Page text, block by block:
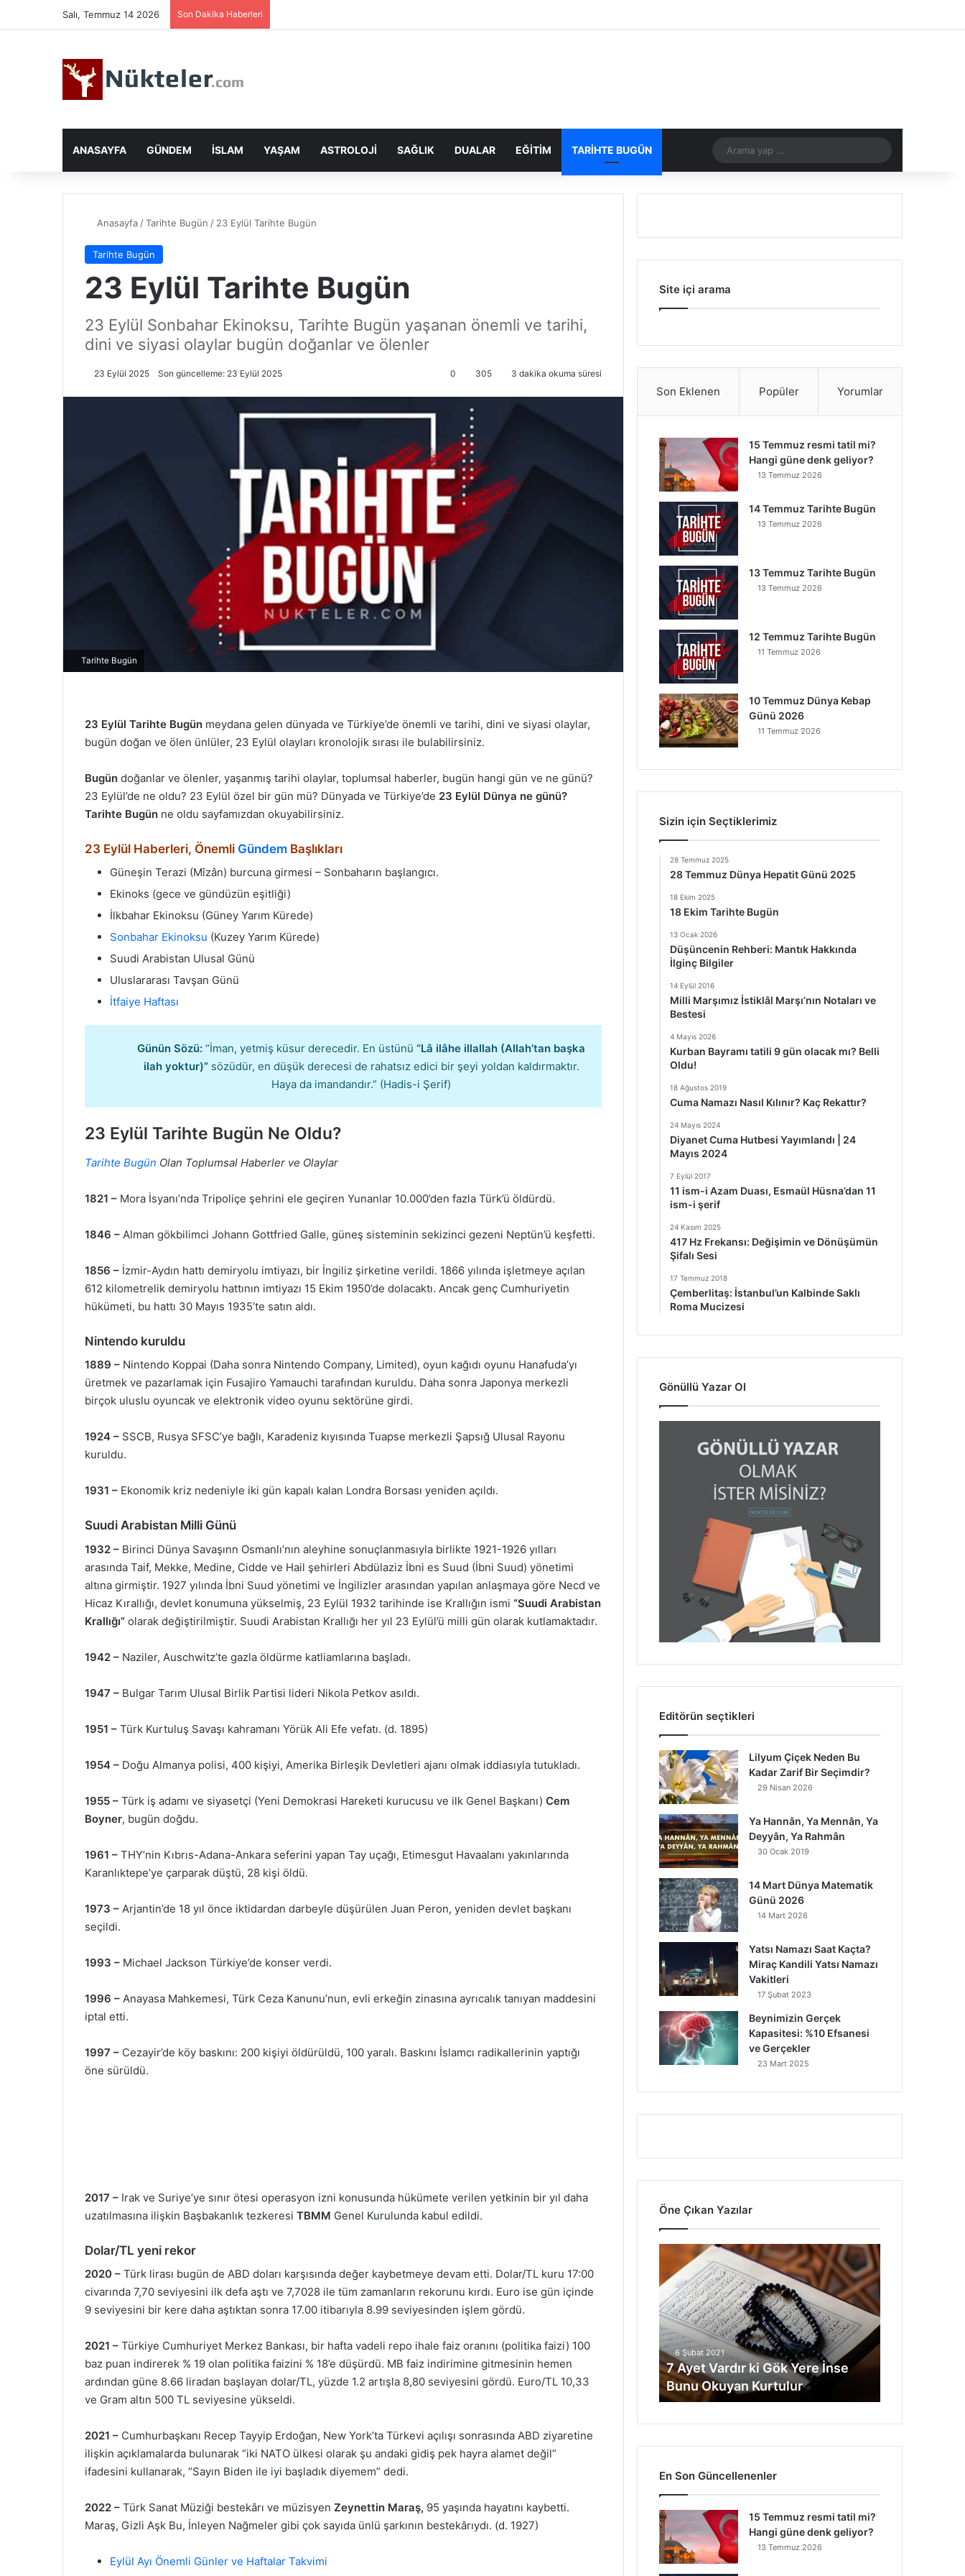
Salı, Temmuz 14 2026 Son Dakika Haberleri
ANASAYFA GÜNDEM İSLAM YAŞAM ASTROLOJI SAĞLIK DUALAR EĞITIM TARIHTE BUGÜN
yap
Anasayfa /Tarihte Bugün / 23 Eylül Tarihte Bugün
Tarihte Bugün
23 Eylül Tarihte Bugün
23 Eylül Sonbahar Ekinoksu, Tarihte Bugün yaşanan önemli ve tarihi,
dini ve siyasi olaylar bugün doğanlar ve ölenler
23 Eylül 2025 Son güncelleme: 23 Eylül 2025 0 305 3 dakika okuma süresi
Tarihte Bugün
23 Eylül Tarihte Bugün meydana gelen dünyada ve Türkiye’de önemli ve tarihi, dini ve siyasi olaylar,
bugün doğan ve ölen ünlüler, 23 Eylül olayları kronolojik sırası ile bulabilirsiniz.
Bugün doğanlar ve ölenler, yaşanmış tarihi olaylar, toplumsal haberler, bugün hangi gün ve ne günü?
23 Eylül’de ne oldu? 23 Eylül özel bir gün mü? Dünyada ve Türkiye’de 23 Eylül Dünya ne günü?
Tarihte Bugün ne oldu sayfamızdan okuyabilirsiniz.
23 Eylül Haberleri, Önemli Gündem Başlıkları
Güneşin Terazi (Mîzân) burcuna girmesi – Sonbaharın başlangıcı.
Ekinoks (gece ve gündüzün eşitliği)
İlkbahar Ekinoksu (Güney Yarım Kürede)
Sonbahar Ekinoksu (Kuzey Yarım Kürede)
Suudi Arabistan Ulusal Günü
Uluslararası Tavşan Günü
İtfaiye Haftası
Günün Sözü: “İman, yetmiş küsur derecedir. En üstünü “Lâ ilâhe illallah (Allah’tan başka
ilah yoktur)”sözüdür, en düşük derecesi de rahatsız edici bir şeyi yoldan kaldırmaktır.
Haya da imandandır.” (Hadis-i Şerif)
23 Eylül Tarihte Bugün Ne Oldu?
Tarihte Bugün Olan Toplumsal Haberler ve Olaylar
1821 – Mora İsyanı’nda Tripoliçe şehrini ele geçiren Yunanlar 10.000’den fazla Türk’ü öldürdü.
1846 – Alman gökbilimci Johann Gottfried Galle, güneş sisteminin sekizinci gezeni Neptün’ü keşfetti.
1856 – İzmir-Aydın hattı demiryolu imtiyazı, bir İngiliz şirketine verildi. 1866 yılında işletmeye açılan
612 kilometrelik demiryolu hattının imtiyazı 15 Ekim 1950’de dolacaktı. Ancak genç Cumhuriyetin
hükümeti, bu hattı 30 Mayıs 1935’te satın aldı.
Nintendo kuruldu
1889 – Nintendo Koppai (Daha sonra Nintendo Company, Limited), oyun kağıdı oyunu Hanafuda’yı
üretmek ve pazarlamak için Fusajiro Yamauchi tarafından kuruldu. Daha sonra Japonya merkezli
birçok uluslu oyuncak ve elektronik video oyunu sektörüne girdi.
1924 – SSCB, Rusya SFSC’ye bağlı, Karadeniz kıyısında Tuapse merkezli Şapsığ Ulusal Rayonu
kuruldu.
1931 – Ekonomik kriz nedeniyle iki gün kapalı kalan Londra Borsası yeniden açıldı.
Suudi Arabistan Milli Günü
1932 – Birinci Dünya Savaşınn Osmanlı’nın aleyhine sonuçlanmasıyla birlikte 1921-1926 yılları
arasında Taif, Mekke, Medine, Cidde ve Hail şehirleri Abdülaziz İbni es Suud (İbni Suud) yönetimi
altına girmiştir. 1927 yılında İbni Suud yönetimi ve İngilizler arasından yapılan anlaşmaya göre Necd ve
Hicaz Kırallığı, devlet konumuna yükselmiş, 23 Eylül 1932 tarihinde ise Krallığın ismi “Suudi Arabistan
Krallığı” olarak değiştirilmiştir. Suudi Arabistan Krallığı her yıl 23 Eylül’ü milli gün olarak kutlamaktadır.
1942 – Naziler, Auschwitz’te gazla öldürme katliamlarına başladı.
1947 – Bulgar Tarım Ulusal Birlik Partisi lideri Nikola Petkov asıldı.
1951 – Türk Kurtuluş Savaşı kahramanı Yörük Ali Efe vefatı. (d. 1895)
1954 – Doğu Almanya polisi, 400 kişiyi, Amerika Birleşik Devletleri ajanı olmak iddiasıyla tutukladı.
1955 – Türk iş adamı ve siyasetçi (Yeni Demokrasi Hareketi kurucusu ve ilk Genel Başkanı) Cem
Boyner, bugün doğdu.
1961 – THY’nin Kıbrıs-Adana-Ankara seferini yapan Tay uçağı, Etimesgut Havaalanı yakınlarında
Karanlıktepe’ye çarparak düştü, 28 kişi öldü.
1973 – Arjantin’de 18 yıl önce iktidardan darbeyle düşürülen Juan Peron, yeniden devlet başkanı
seçildi.
1993 – Michael Jackson Türkiye’de konser verdi.
1996 – Anayasa Mahkemesi, Türk Ceza Kanunu’nun, evli erkeğin zinasına ayrıcalık tanıyan maddesini
iptal etti.
1997 – Cezayir’de köy baskını: 200 kişiyi öldürüldü, 100 yaralı. Baskını İslamcı radikallerinin yaptığı
öne sürüldü.
2017 – Irak ve Suriye’ye sınır ötesi operasyon izni konusunda hükümete verilen yetkinin bir yıl daha
uzatılmasına ilişkin Başbakanlık tezkeresi TBMM Genel Kurulunda kabul edildi.
Dolar/TL yeni rekor
2020 – Türk lirası bugün de ABD doları karşısında değer kaybetmeye devam etti. Dolar/TL kuru 17:00
civarında 7,70 seviyesini ilk defa aştı ve 7,7028 ile tüm zamanların rekorunu kırdı. Euro ise gün içinde
9 seviyesini bir kere daha aştıktan sonra 17.00 itibarıyla 8.99 seviyesinden işlem gördü.
2021 – Türkiye Cumhuriyet Merkez Bankası, bir hafta vadeli repo ihale faiz oranını (politika faizi) 100
baz puan indirerek % 19 olan politika faizini % 18’e düşürdü. MB faiz indirimine gitmesinin hemen
ardından güne 8.66 liradan başlayan dolar/TL, yüzde 1.2 artışla 8,80 seviyesini gördü. Euro/TL 10,33
ve Gram altın 500 TL seviyesine yükseldi.
2021 – Cumhurbaşkanı Recep Tayyip Erdoğan, New York’ta Türkevi açılışı sonrasında ABD ziyaretine
ilişkin açıklamalarda bulunarak “iki NATO ülkesi olarak şu andaki gidiş pek hayra alamet değil”
ifadesini kullanarak, “Sayın Biden ile iyi başladık diyemem” dedi.
2022 – Türk Sanat Müziği bestekârı ve müzisyen Zeynettin Maraş, 95 yaşında hayatını kaybetti.
Maraş, Gizli Aşk Bu, İnleyen Nağmeler gibi çok sayıda ünlü şarkının bestekârıydı. (d. 1927)
Eylül Ayı Önemli Günler ve Haftalar Takvimi
Site içi arama
Son Eklenen Popüler Yorumlar
15 Temmuz resmi tatil mi?
Hangi güne denk geliyor?
13 Temmuz 2026
14 Temmuz Tarihte Bugün
13 Temmuz 2026
13 Temmuz Tarihte Bugün
13 Temmuz 2026
12 Temmuz Tarihte Bugün
11 Temmuz 2026
10 Temmuz Dünya Kebap
Günü 2026
11 Temmuz 2026
Sizin için Seçtiklerimiz
28 Temmuz 2025
28 Temmuz Dünya Hepatit Günü 2025
18 Ekim 2025
18 Ekim Tarihte Bugün
13 Ocak 2026
Düşüncenin Rehberi: Mantık Hakkında
İlginç Bilgiler
14 Eylül 2016
Milli Marşımız İstiklâl Marşı’nın Notaları ve
Bestesi
4 Mayıs 2026
Kurban Bayramı tatili 9 gün olacak mı? Belli
Oldu!
18 Ağustos 2019
Cuma Namazı Nasıl Kılınır? Kaç Rekattır?
24 Mayıs 2024
Diyanet Cuma Hutbesi Yayımlandı | 24
Mayıs 2024
7 Eylül 2017
11 ism-i Azam Duası, Esmaül Hüsna’dan 11
ism-i şerif
24 Kasım 2025
417 Hz Frekansı: Değişimin ve Dönüşümün
Şifalı Sesi
17 Temmuz 2018
Çemberlitaş: İstanbul’un Kalbinde Saklı
Roma Mucizesi
Gönüllü Yazar Ol
Editörün seçtikleri
Lilyum Çiçek Neden Bu
Kadar Zarif Bir Seçimdir?
29 Nisan 2026
Ya Hannân, Ya Mennân, Ya
Deyyân, Ya Rahmân
30 Ocak 2019
14 Mart Dünya Matematik
Günü 2026
14 Mart 2026
Yatsı Namazı Saat Kaçta?
Miraç Kandili Yatsı Namazı
Vakitleri
17 Şubat 2023
Beynimizin Gerçek
Kapasitesi: %10 Efsanesi
ve Gerçekler
23 Mart 2025
Öne Çıkan Yazılar
y
t
V
d
ı
r
G
k
Y
e
r
e
İ
6 Şubat 2021
7 Ayet Vardır ki Gök Yere İnse
Bunu Okuyan Kurtulur
En Son Güncellenenler
15 Temmuz resmi tatil mi?
Hangi güne denk geliyor?
13 Temmuz 2026